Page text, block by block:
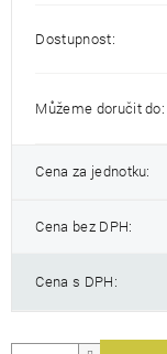
Dostupnost:
Můžeme doručit do:
Cena za jednotku:
Cena bez DPH:
Cena s DPH: